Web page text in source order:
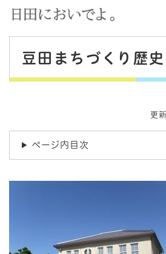
メニューを飛ばして
豆田まちづくり歴
更
ページ内目次